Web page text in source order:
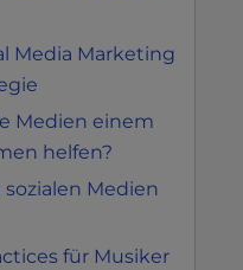
Media Marketing
Medien einem
helfen?
Medien
für Musiker